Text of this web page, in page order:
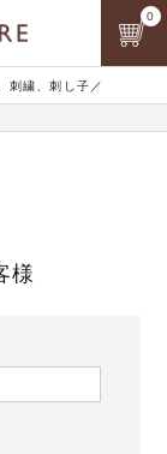
刺繍、刺し子／
0
様